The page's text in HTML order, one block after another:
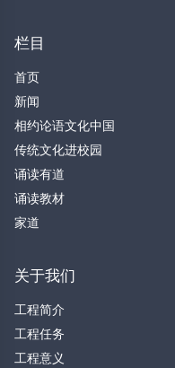
栏目
首页
新闻
相约论语文化中国
传统文化进校园
诵读有道
诵读教材
家道
关于我们
工程简介
工程任务
工程意义